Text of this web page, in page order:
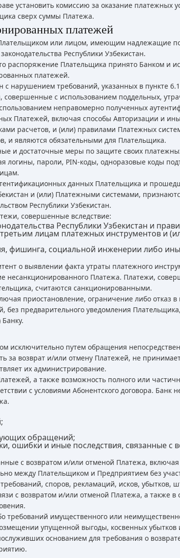
установить комиссию за оказание платежных
сверх суммы Платежа.
платежей
или лицом, имеющим надлежащие
Республики Узбекистан.
распоряжение Плательщика принято Банком и
платежей.
нарушением требований, указанных в пункте
с использованием поддельных,
неправомерно полученных
Платежей, включая способы Авторизации и
расчетов, и (или) правилами Платежных
и являются обязательными для Плательщика.
и достаточные меры по защите своих
логины, пароли, PIN-коды, одноразовые коды
данных Плательщика и
и (или) Платежными системами,
Республики Узбекистан.
совершенные вследствие:
Республики Узбекистан и
лицам платежных инструментов и
фишинга, социальной инженерии либо
о выявлении факта утраты платежного
несанкционированного Платежа. Платежи,
считаются санкционированными.
приостановление, ограничение либо отказ
без предварительного уведомления
исключительно путем обращения
за возврат и/или отмену Платежей, не
их администрирование.
а также возможность полного или
с условиями Абонентского договора. Банк
обращений;
ошибки и иные последствия, связанные с
с возвратом и/или отменой Платежа,
между Плательщиком и Предприятием без
споров, рекламаций, исков, убытков,
с возвратом и/или отменой Платежа, а также в
требований имущественного или
упущенной выгоды, косвенных убытков
основанием для требования о